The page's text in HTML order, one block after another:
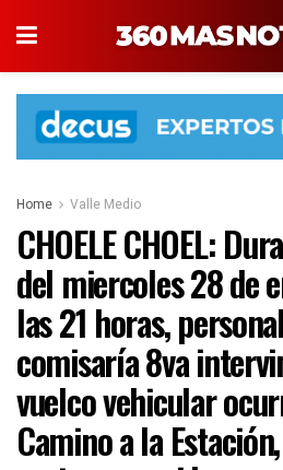
Home Valle Medio
CHOELE CHOEL:
del miercoles 28 de
las 21 horas,
comisaría 8va
vuelco vehicular
Camino a la